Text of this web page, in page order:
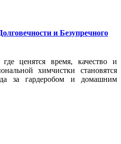
и Безупречного
ценятся время, качество и
химчистки становятся
за гардеробом и домашним